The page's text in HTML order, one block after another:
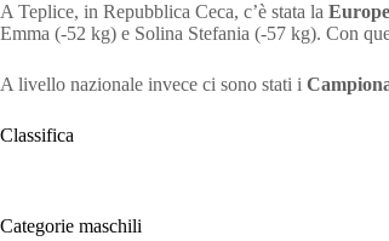
A Teplice, in Repubblica Ceca, c’è stata la
Emma (-52 kg) e Solina Stefania (-57 kg). Con
A livello nazionale invece ci sono stati i
Classifica
Categorie maschili